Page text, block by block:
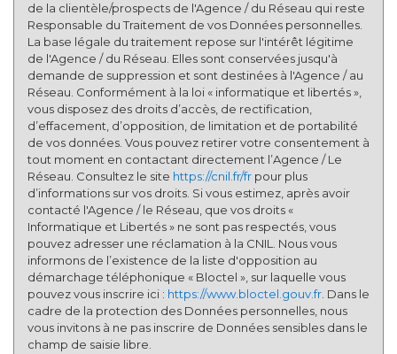
de la clientèle/prospects de l'Agence / du Réseau qui reste
Responsable du Traitement de vos Données personnelles.
La base légale du traitement repose sur l'intérêt légitime
de l'Agence / du Réseau. Elles sont conservées jusqu'à
demande de suppression et sont destinées à l'Agence / au
Réseau. Conformément à la loi « informatique et libertés »,
vous disposez des droits d’accès, de rectification,
d’effacement, d’opposition, de limitation et de portabilité
de vos données. Vous pouvez retirer votre consentement à
tout moment en contactant directement l’Agence / Le
Réseau. Consultez le site https://cnil.fr/fr pour plus
d’informations sur vos droits. Si vous estimez, après avoir
contacté l'Agence / le Réseau, que vos droits «
Informatique et Libertés » ne sont pas respectés, vous
pouvez adresser une réclamation à la CNIL. Nous vous
informons de l’existence de la liste d'opposition au
démarchage téléphonique « Bloctel », sur laquelle vous
pouvez vous inscrire ici : https://www.bloctel.gouv.fr. Dans le
cadre de la protection des Données personnelles, nous
vous invitons à ne pas inscrire de Données sensibles dans le
champ de saisie libre.